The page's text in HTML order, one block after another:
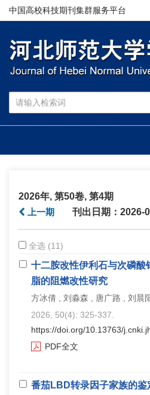
中国高校科技期刊集群服务平台
2026年, 第50卷, 第4期
刊出日期：2026-
上一期
全选 (11)
十二胺改性伊利石与次磷酸
脂的阻燃改性研究
方冰倩 , 刘淼森 , 唐广路 , 刘晨
2026, 50(4): 325-337.
https://doi.org/10.13763/
PDF全文
番茄LBD转录因子家族的鉴